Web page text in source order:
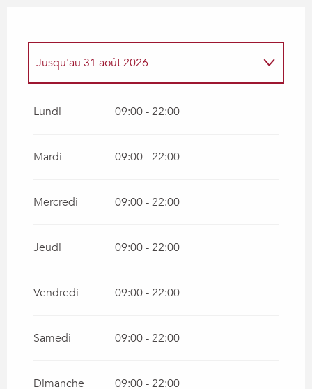
6 juin 2026
Jusqu'au 31 août 2026
Du12 septembre 2026au13 septembre
Du19 septembre 2026au20 septembre
Du26 septembre 2026au27 septembre
Lundi 09:00 - 22:00
Mardi 09:00 - 22:00
Mercredi 09:00 - 22:00
Jeudi 09:00 - 22:00
Vendredi 09:00 - 22:00
Samedi 09:00 - 22:00
Dimanche 09:00 - 22:00